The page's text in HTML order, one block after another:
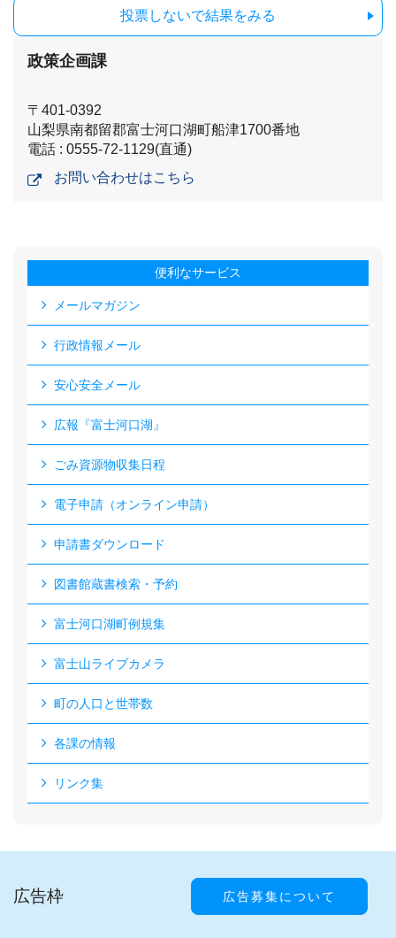
投票しないで結果をみる
政策企画課
〒401-0392
山梨県南都留郡富士河口湖町船津1700番地
電話 : 0555-72-1129(直通)
お問い合わせはこちら
便利なサービス
メールマガジン
行政情報メール
安心安全メール
広報『富士河口湖』
ごみ資源物収集日程
電子申請（オンライン申請）
申請書ダウンロード
図書館蔵書検索・予約
富士河口湖町例規集
富士山ライブカメラ
町の人口と世帯数
各課の情報
リンク集
広告枠 広告募集について